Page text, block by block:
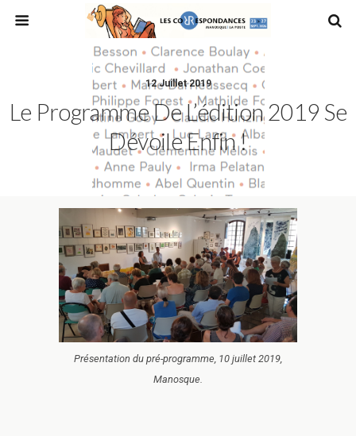
12 Juillet 2019
Le Programme De L’édition 2019 Se
Dévoile Enfin !
Présentation du pré-programme, 10 juillet 2019,
Manosque.